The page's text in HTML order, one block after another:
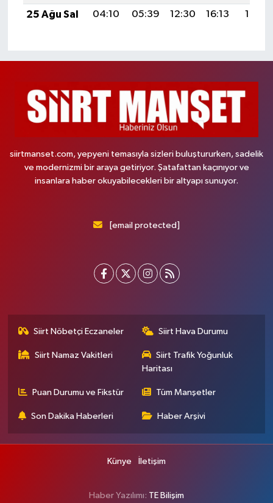
25 Ağu Sal
04:10 05:39 12:30 16:13 19:12
siirtmanset.com, yepyeni temasıyla sizleri buluştururken, sadelik
ve modernizmi bir araya getiriyor. Şatafattan kaçınıyor ve
insanlara haber okuyabilecekleri bir altyapı sunuyor.
[email protected]
Siirt Nöbetçi Eczaneler Siirt Hava Durumu
Siirt Namaz Vakitleri
Siirt Trafik Yoğunluk
Haritası
Puan Durumu ve Fikstür Tüm Manşetler
Son Dakika Haberleri Haber Arşivi
Künye İletişim
Haber Yazılımı: TE Bilişim